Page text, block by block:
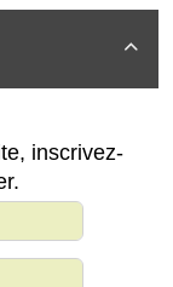

inscrivez-